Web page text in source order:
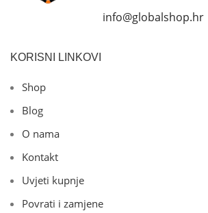
info@globalshop.hr
KORISNI LINKOVI
Shop
Blog
O nama
Kontakt
Uvjeti kupnje
Povrati i zamjene